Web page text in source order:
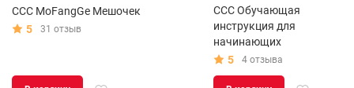
CCC MoFangGe Мешочек
5
31 отзыв
CCC Обучающая
инструкция для
начинающих
5
4 отзыва